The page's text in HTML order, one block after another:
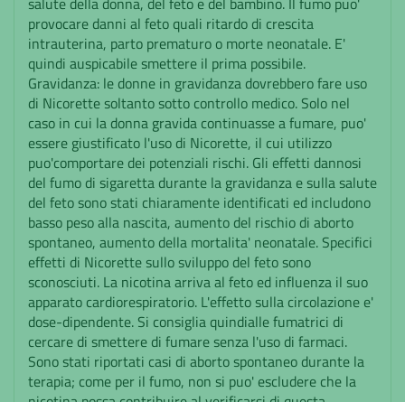
provocare danni al feto quali ritardo di crescita
intrauterina, parto prematuro o morte neonatale. E'
quindi auspicabile smettere il prima possibile.
Gravidanza: le donne in gravidanza dovrebbero fare uso
di Nicorette soltanto sotto controllo medico. Solo nel
caso in cui la donna gravida continuasse a fumare, puo'
essere giustificato l'uso di Nicorette, il cui utilizzo
puo'comportare dei potenziali rischi. Gli effetti dannosi
del fumo di sigaretta durante la gravidanza e sulla salute
del feto sono stati chiaramente identificati ed includono
basso peso alla nascita, aumento del rischio di aborto
spontaneo, aumento della mortalita' neonatale. Specifici
effetti di Nicorette sullo sviluppo del feto sono
sconosciuti. La nicotina arriva al feto ed influenza il suo
apparato cardiorespiratorio. L'effetto sulla circolazione e'
dose-dipendente. Si consiglia quindialle fumatrici di
cercare di smettere di fumare senza l'uso di farmaci.
Sono stati riportati casi di aborto spontaneo durante la
terapia; come per il fumo, non si puo' escludere che la